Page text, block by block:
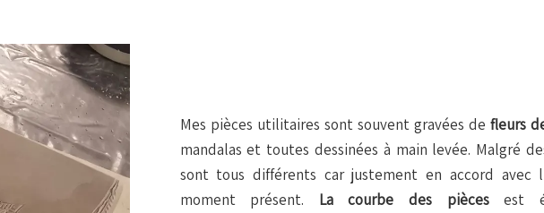
Mes pièces utilitaires sont souvent gravées de fleurs
mandalas et toutes dessinées à main levée. Malgré
sont tous différents car justement en accord avec
moment présent. La courbe des piècesest